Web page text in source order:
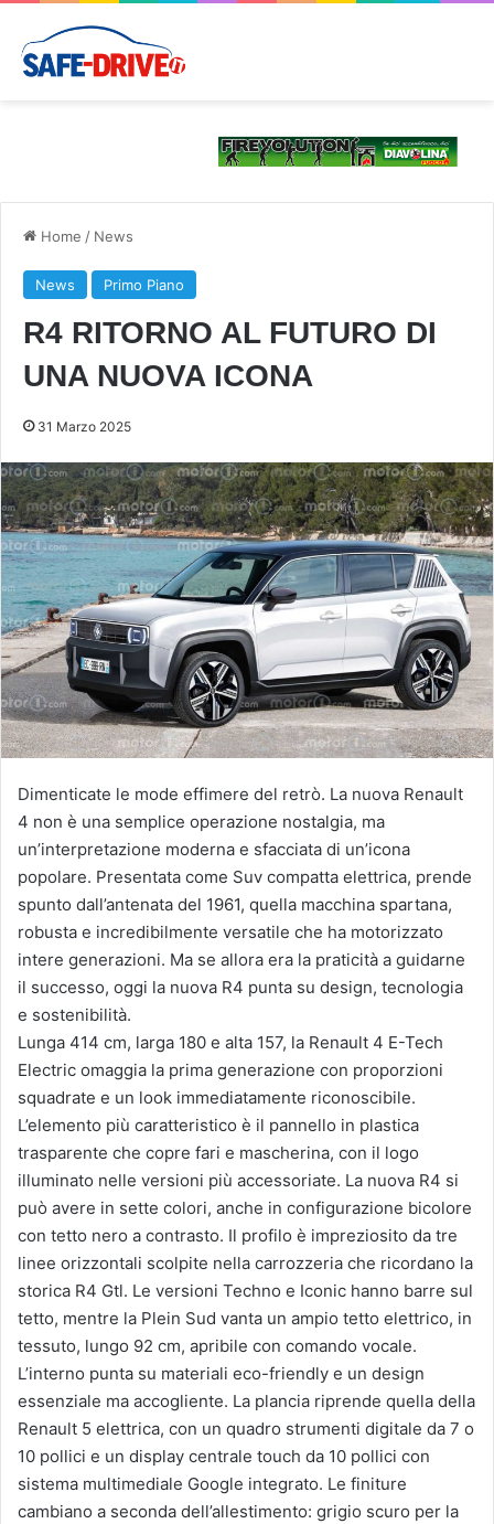
Home / News
News Primo Piano
R4 RITORNO AL FUTURO DI
UNA NUOVA ICONA
31 Marzo 2025
Dimenticate le mode effimere del retrò. La nuova Renault
4 non è una semplice operazione nostalgia, ma
un’interpretazione moderna e sfacciata di un’icona
popolare. Presentata come Suv compatta elettrica, prende
spunto dall’antenata del 1961, quella macchina spartana,
robusta e incredibilmente versatile che ha motorizzato
intere generazioni. Ma se allora era la praticità a guidarne
il successo, oggi la nuova R4 punta su design, tecnologia
e sostenibilità.
Lunga 414 cm, larga 180 e alta 157, la Renault 4 E-Tech
Electric omaggia la prima generazione con proporzioni
squadrate e un look immediatamente riconoscibile.
L’elemento più caratteristico è il pannello in plastica
trasparente che copre fari e mascherina, con il logo
illuminato nelle versioni più accessoriate. La nuova R4 si
può avere in sette colori, anche in configurazione bicolore
con tetto nero a contrasto. Il profilo è impreziosito da tre
linee orizzontali scolpite nella carrozzeria che ricordano la
storica R4 Gtl. Le versioni Techno e Iconic hanno barre sul
tetto, mentre la Plein Sud vanta un ampio tetto elettrico, in
tessuto, lungo 92 cm, apribile con comando vocale.
L’interno punta su materiali eco-friendly e un design
essenziale ma accogliente. La plancia riprende quella della
Renault 5 elettrica, con un quadro strumenti digitale da 7 o
10 pollici e un display centrale touch da 10 pollici con
sistema multimediale Google integrato. Le finiture
cambiano a seconda dell’allestimento: grigio scuro per la